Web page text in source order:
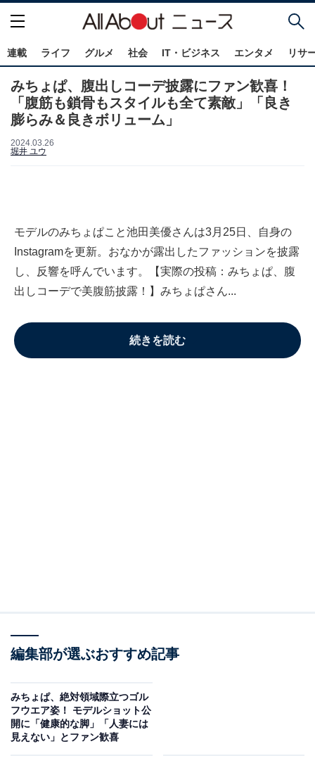
連載 ライフ グルメ 社会 IT・ビジネス エンタメ リサ
みちょぱ、腹出しコーデ披露にファン歓喜！
「腹筋も鎖骨もスタイルも全て素敵」「良き
膨らみ＆良きボリューム」
2024.03.26
堀井 ユウ
モデルのみちょぱこと池田美優さんは3月25日、自身の
Instagramを更新。おなかが露出したファッションを披露
し、反響を呼んでいます。【実際の投稿：みちょぱ、腹
出しコーデで美腹筋披露！】みちょぱさん...
続きを読む
編集部が選ぶおすすめ記事
みちょぱ、絶対領域際立つゴル
フウエア姿！ モデルショット公
開に「健康的な脚」「人妻には
見えない」とファン歓喜